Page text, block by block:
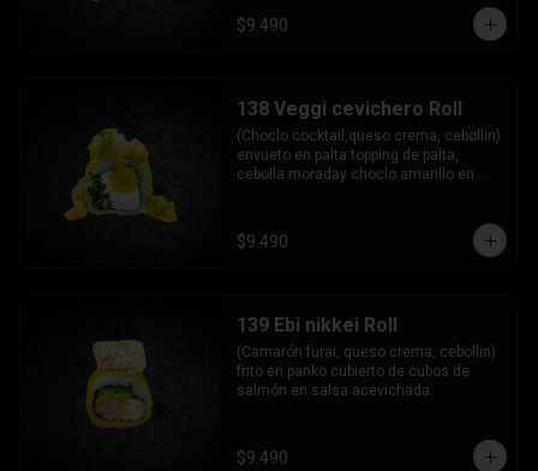
$9.490
138 Veggi cevichero Roll
(Choclo cocktail,queso crema, cebollin)
envueto en palta topping de palta,
cebolla moraday choclo amarillo en
$9.490
139 Ebi nikkei Roll
(Camarón furai, queso crema, cebollin)
frito en panko cubierto de cubos de
salmón en salsa acevichada.
$9.490